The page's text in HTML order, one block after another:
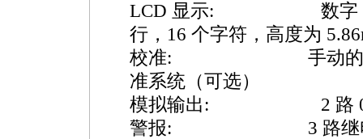
LCD 显示: 数字： 4 个
行，16 个字符，高度为
校准: 手动的系统校
准系统（可选）
模拟输出: 2 路 0/
警报: 3 路继电器：1